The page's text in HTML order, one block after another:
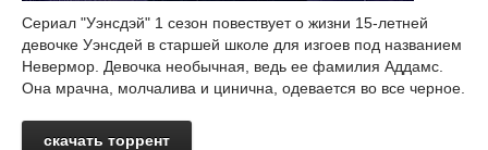
Сериал "Уэнсдэй" 1 сезон повествует о жизни 15-летней
девочке Уэнсдей в старшей школе для изгоев под названием
Невермор. Девочка необычная, ведь ее фамилия Аддамс.
Она мрачна, молчалива и цинична, одевается во все черное.
скачать торрент